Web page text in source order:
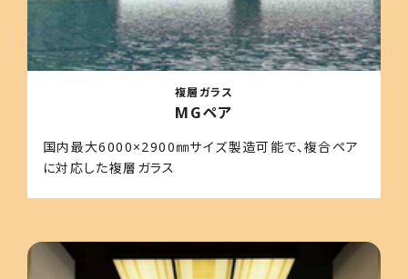
複層ガラス
MGペア
国内最大6000×2900㎜サイズ製造可能で、複合ペア
に対応した複層ガラス